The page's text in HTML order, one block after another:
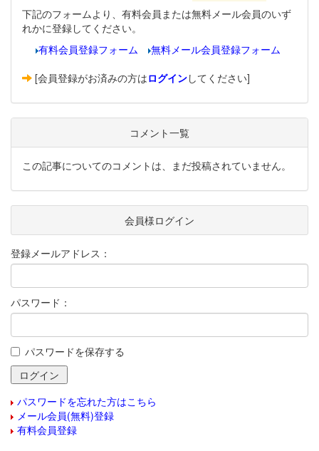
下記のフォームより、有料会員または無料メール会員のいず
れかに登録してください。
有料会員登録フォーム
無料メール会員登録フォーム
[会員登録がお済みの方はログインしてください]
コメント一覧
この記事についてのコメントは、まだ投稿されていません。
会員様ログイン
登録メールアドレス：
パスワード：
パスワードを保存する
パスワードを忘れた方はこちら
メール会員(無料)登録
有料会員登録